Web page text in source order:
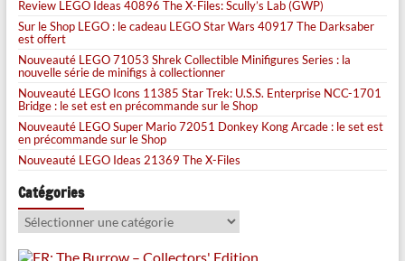
Review LEGO Ideas 40896 The X-Files: Scully’s Lab (GWP)
Sur le Shop LEGO : le cadeau LEGO Star Wars 40917 The Darksaber
est offert
Nouveauté LEGO 71053 Shrek Collectible Minifigures Series : la
nouvelle série de minifigs à collectionner
Nouveauté LEGO Icons 11385 Star Trek: U.S.S. Enterprise NCC-1701
Bridge : le set est en précommande sur le Shop
Nouveauté LEGO Super Mario 72051 Donkey Kong Arcade : le set est
en précommande sur le Shop
Nouveauté LEGO Ideas 21369 The X-Files
Catégories
Catégories